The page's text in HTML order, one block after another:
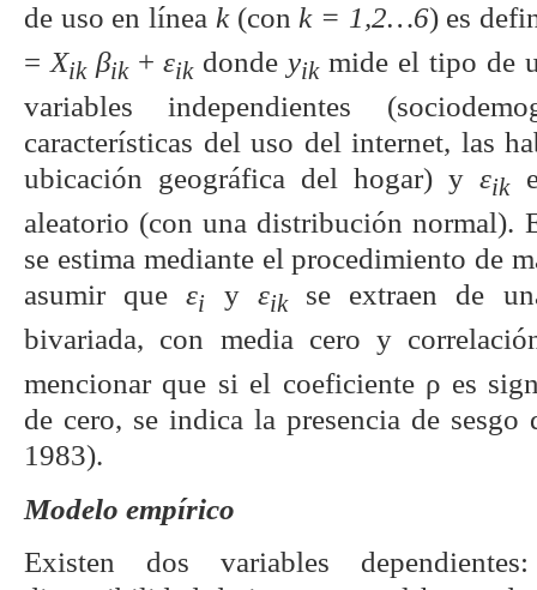
de uso en línea k(con k = 1,2…6) es
= Xikβik+εikdondeyikmide el tipo de
variables independientes
características del uso del internet, las
ubicación geográfica del hogar) yεik
aleatorio (con una distribución normal).
se estima mediante el procedimiento de
asumir queεi y εikse extraen de
bivariada, con media cero y
mencionar que si el coeficiente ρ es
de cero, se indica la presencia de sesgo
1983).
Modelo empírico
Existen dos variables